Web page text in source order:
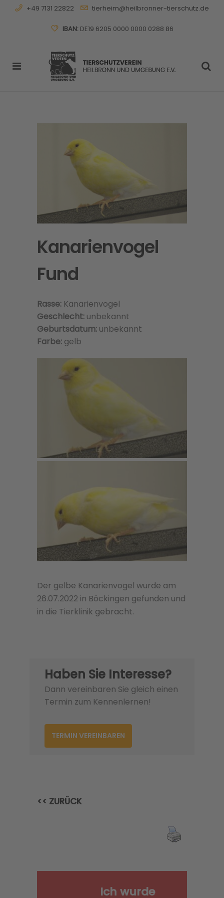
+49 7131 22822 tierheim@heilbronner-tierschutz.de
IBAN:DE19 6205 0000 0000 0288 86
Kanarienvogel
Fund
Rasse: Kanarienvogel
Geschlecht: unbekannt
Geburtsdatum: unbekannt
Farbe: gelb
Der gelbe Kanarienvogel wurde am
26.07.2022 in Böckingen gefunden und
in die Tierklinik gebracht.
Haben Sie Interesse?
Dann vereinbaren Sie gleich einen
Termin zum Kennenlernen!
TERMIN VEREINBAREN
<< ZURÜCK
Ich wurde